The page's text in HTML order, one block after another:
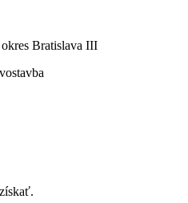
Bratislava III